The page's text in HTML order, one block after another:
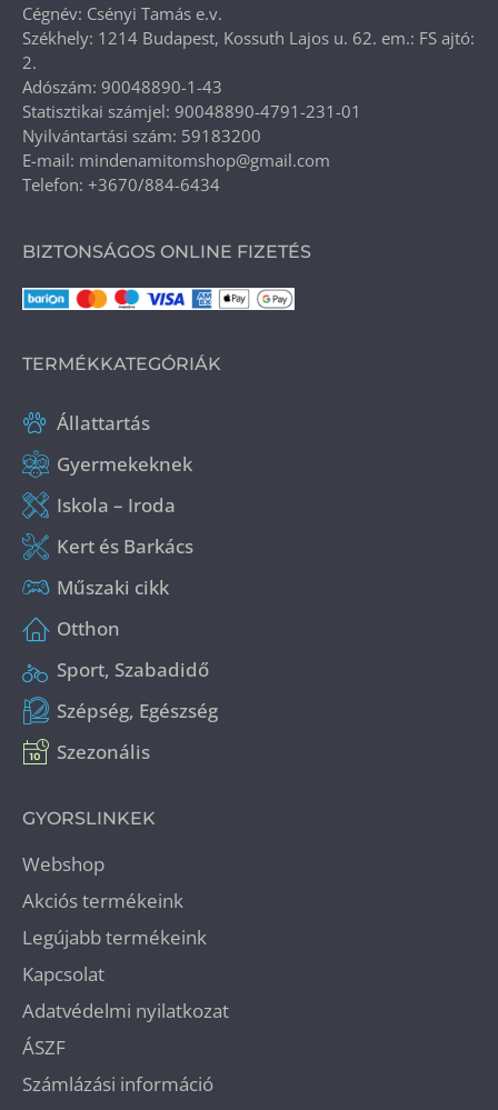
Cégnév: Csényi Tamás e.v.
Székhely: 1214 Budapest, Kossuth Lajos u. 62. em.: FS ajtó:
2.
Adószám: 90048890-1-43
Statisztikai számjel: 90048890-4791-231-01
Nyilvántartási szám: 59183200
E-mail: mindenamitomshop@gmail.com
Telefon: +3670/884-6434
BIZTONSÁGOS ONLINE FIZETÉS
TERMÉKKATEGÓRIÁK
Állattartás
Gyermekeknek
Iskola – Iroda
Kert és Barkács
Műszaki cikk
Otthon
Sport, Szabadidő
Szépség, Egészség
Szezonális
GYORSLINKEK
Webshop
Akciós termékeink
Legújabb termékeink
Kapcsolat
Adatvédelmi nyilatkozat
ÁSZF
Számlázási információ